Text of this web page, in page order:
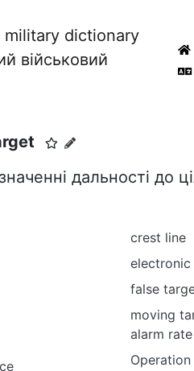
military dictionary
військовий
дальності до
crest line
false
moving
alarm rate
Operation